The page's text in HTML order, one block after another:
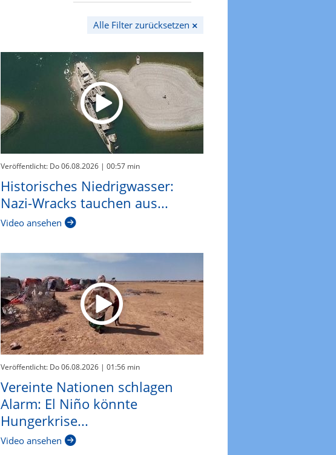
Alle Filter zurücksetzen
Veröffentlicht: Do 06.08.2026| 00:57 min
Historisches Niedrigwasser:
Nazi-Wracks tauchen aus...
Video ansehen
Veröffentlicht: Do 06.08.2026| 01:56 min
Vereinte Nationen schlagen
Alarm: El Niño könnte
Hungerkrise...
Video ansehen